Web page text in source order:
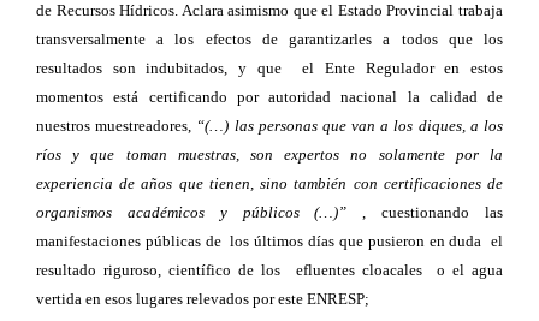
de Recursos Hídricos. Aclara asimismo que el Estado Provincial trabaja
transversalmente a los efectos de garantizarles a todos que los
resultados son indubitados, y que el Ente Regulador en estos
momentos está certificando por autoridad nacional la calidad de
nuestros muestreadores, “(…) las personas que van a los diques, a los
ríos y que toman muestras, son expertos no solamente por la
experiencia de años que tienen, sino también con certificaciones de
organismos académicos y públicos (…)” , cuestionando las
manifestaciones públicas de los últimos días que pusieron en duda el
resultado riguroso, científico de los efluentes cloacales o el agua
vertida en esos lugares relevados por este ENRESP;